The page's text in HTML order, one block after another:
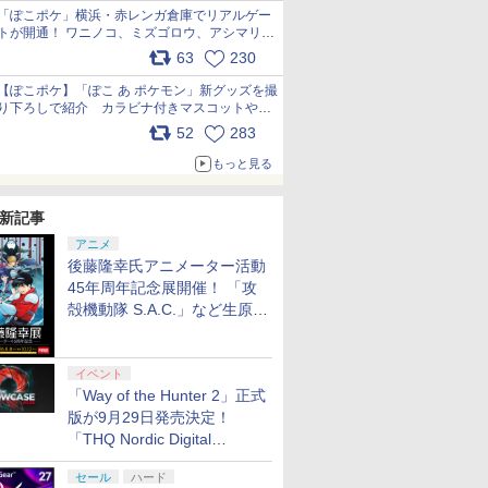
ぽこポケ」横浜・赤レンガ倉庫でリアルゲー
が開通！ ワニノコ、ミズゴロウ、アシマリ登
場シーンをレポート pic.x.com/LDgEByVl6D
63 230
ぽこポケ】「ぽこ あ ポケモン」新グッズを撮
下ろしで紹介 カラビナ付きマスコットやス
52 283
もっと見る
記事
アニメ
後藤隆幸氏アニメーター活動
45年周年記念展開催！ 「攻
殻機動隊 S.A.C.」など生原
イベント
「Way of the Hunter 2」正式
版が9月29日発売決定！
「THQ Nordic Digital
Showcase 2026」まとめ
セール ハード